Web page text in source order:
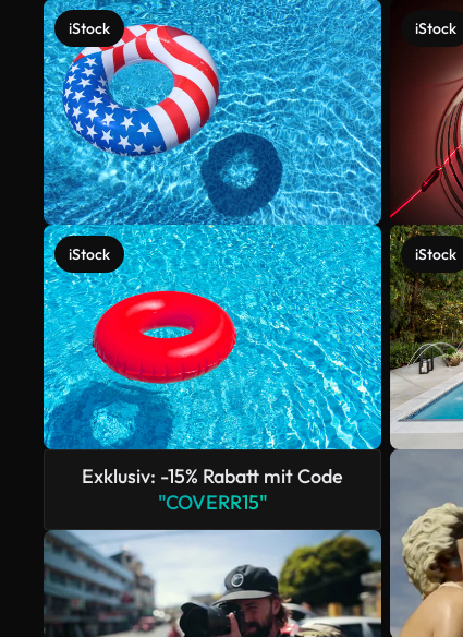
iStock
iStock
Exklusiv: -15% Rabatt mit Code
"COVERR15"
iStock
iStock